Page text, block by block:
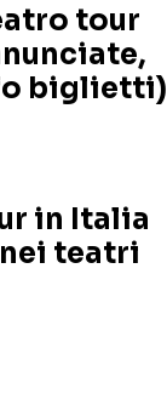
tour
biglietti)
in Italia
teatri